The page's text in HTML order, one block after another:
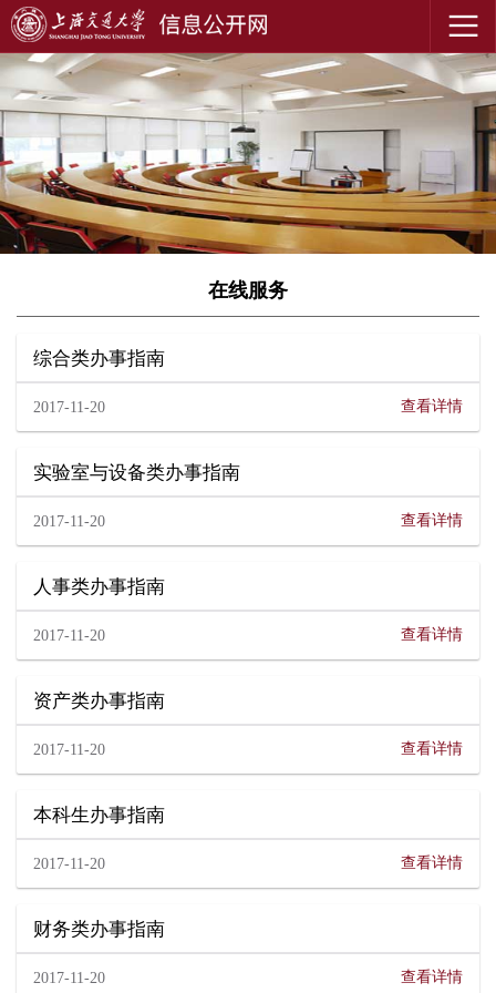
在线服务
综合类办事指南
2017-11-20 查看详情
实验室与设备类办事指南
2017-11-20 查看详情
人事类办事指南
2017-11-20 查看详情
资产类办事指南
2017-11-20 查看详情
本科生办事指南
2017-11-20 查看详情
财务类办事指南
2017-11-20 查看详情